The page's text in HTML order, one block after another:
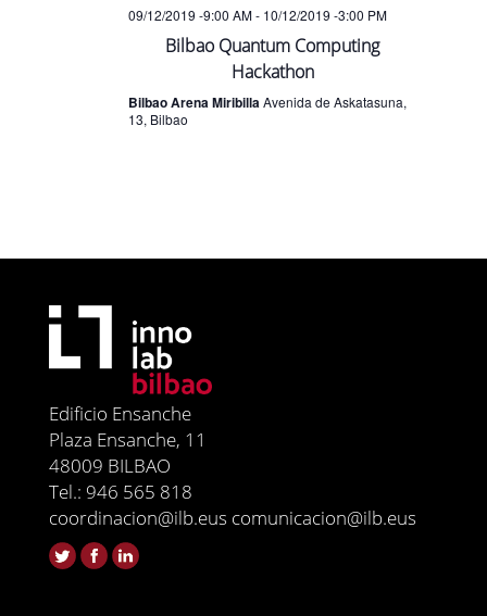
09/12/2019 -9:00 AM- 10/12/2019 -3:00 PM
Bilbao Quantum Computing
Hackathon
Bilbao Arena MiribillaAvenida de Askatasuna,
13, Bilbao
Edificio Ensanche
Plaza Ensanche, 11
48009 BILBAO
Tel.: 946 565 818
coordinacion@ilb.eus comunicacion@ilb.eus